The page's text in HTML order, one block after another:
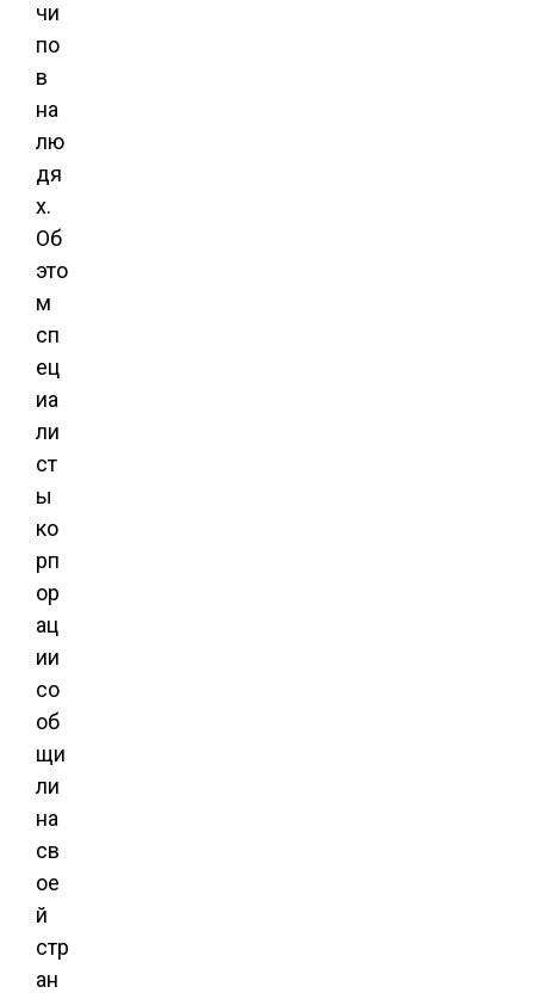
чи
по
в
на
лю
дя
х.
Об
это
м
сп
ец
иа
ли
ст
ы
ко
рп
ор
ац
ии
со
об
щи
ли
на
св
ое
й
стр
ан